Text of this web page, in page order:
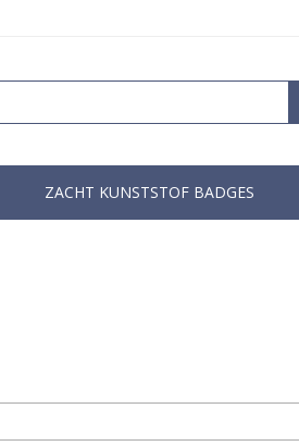
ZACHT KUNSTSTOF BADGES